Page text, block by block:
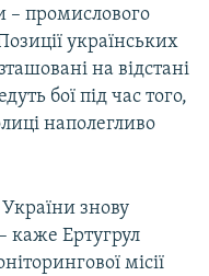
– промислового
українських
на відстані
бої під час того,
наполегливо
знову
каже Ертугрул
місії